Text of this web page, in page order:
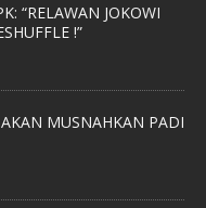
“RELAWAN JOKOWI
!”
MUSNAHKAN PADI